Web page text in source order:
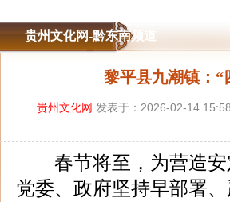
贵州文化网-黔东南频道
黎平县九潮镇：“
贵州文化网 发表于：2026-02-14
春节将至，为营造安
党委、政府坚持早部署